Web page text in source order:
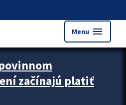
Menu menu
začínajú platiť